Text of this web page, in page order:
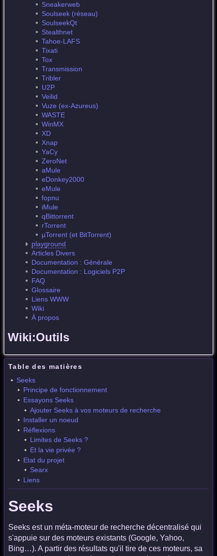
Sneakerweb
Soulseek (réseau)
SoulseekQt
Stealthnet
Tahoe-LAFS
Tixati
Tox
Transmission
Tribler
U2P
Veilid
Vuze (ex-Azureus)
WASTE
WinMX
XD
Xnap
YaCy
ZeroNet
aMule
eDonkey2000
eMule
fopnu
iMule
qBittorrent
rTorrent
µTorrent (et BitTorrent)
playground
Articles Divers
Documentation : Générale
Documentation : Logiciels P2P
FAQ
Glossaire
Liens WWW
Wiki
À propos
Wiki:Outils
Table des matières
Seeks
Principe de fonctionnement
Essayons Seeks
Ajouter Seeks à vos moteurs de recherche
Installer un noeud
Réflexions
Limites de Seeks ?
Et la vie privée ?
Etat du projet
Searx
Liens
Seeks
Seeks est un méta-moteur de recherche décentralisé qui
s'appuie sur des moteurs existants (Google, Yahoo,
Bing…). A partir des résultats qu'il tire de ces moteurs, sa